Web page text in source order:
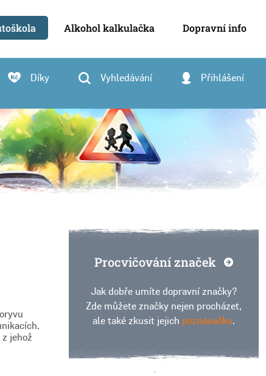
Alkohol kalkulačka Dopravní info
Díky Vyhledávání Přihlášení
jehož
Procvičování značek
Jak dobře umíte dopravní značky?
Zde můžete značky nejen procházet,
ale také zkusit jejich poznávačku.